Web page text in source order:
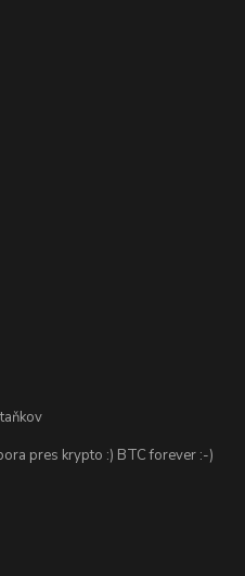
pres krypto :) BTC forever :-)